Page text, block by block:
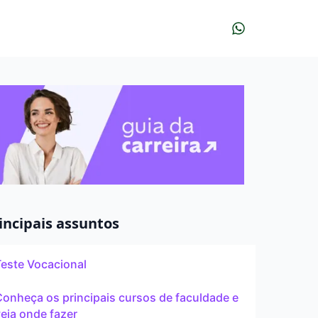
assuntos
Vocacional
os principais cursos de faculdade e
onde fazer